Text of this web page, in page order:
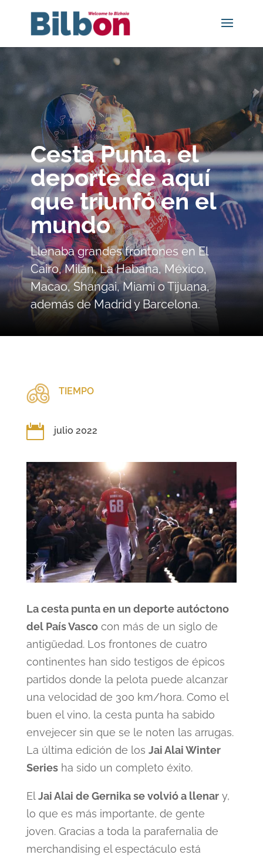
Cesta Punta, el
deporte de aquí
que triunfó en el
mundo
Llenaba grandes frontones en El
Cairo, Milán, La Habana, México,
Macao, Shangai, Miami o Tijuana,
además de Madrid y Barcelona.
TIEMPO
 julio 2022
La cesta punta en un deporte autóctono
del País Vascocon más de un siglo de
antigüedad. Los frontones de cuatro
continentes han sido testigos de épicos
partidos donde la pelota puede alcanzar
una velocidad de 300 km/hora. Como el
buen el vino, la cesta punta ha sabido
envejecer sin que se le noten las arrugas.
La última edición de los Jai Alai Winter
Seriesha sido un completo éxito.
ElJai Alai de Gernika se volvió a llenary,
lo que es más importante, de gente
joven. Gracias a toda la parafernalia de
merchandising el espectáculo está